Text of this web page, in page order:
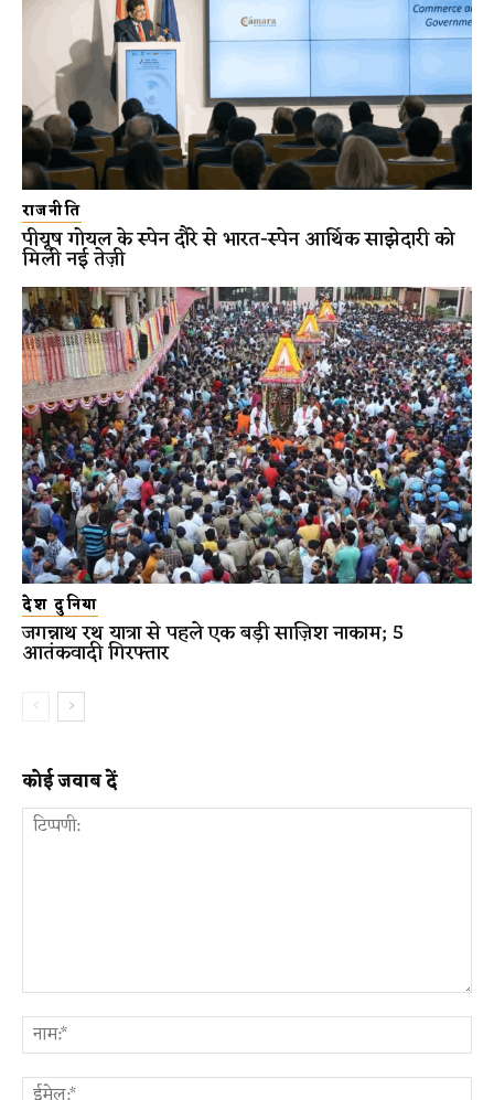
राजनीति
पीयूष गोयल के स्पेन दौरे से भारत-स्पेन आर्थिक साझेदारी को
मिली नई तेज़ी
देश दुनिया
जगन्नाथ रथ यात्रा से पहले एक बड़ी साज़िश नाकाम; 5
आतंकवादी गिरफ्तार
कोई जवाब दें